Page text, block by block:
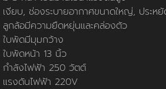
ผลงานของเรา
สมัครงาน